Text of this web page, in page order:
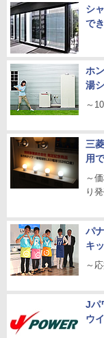
シ
で
ホ
湯
～
三
用
～
り
パ
キ
～
Jパ
ウ